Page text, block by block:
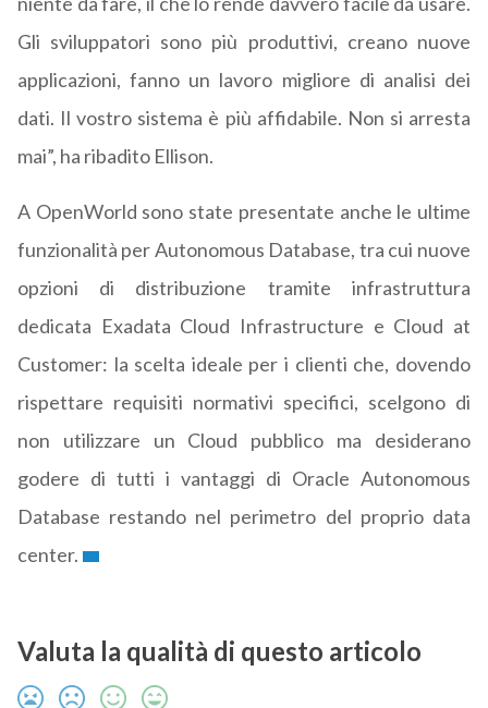
Gli sviluppatori sono più produttivi, creano nuove
applicazioni, fanno un lavoro migliore di analisi dei
dati. Il vostro sistema è più affidabile. Non si arresta
mai”, ha ribadito Ellison.
A OpenWorld sono state presentate anche le ultime
funzionalità per Autonomous Database, tra cui nuove
opzioni di distribuzione tramite infrastruttura
dedicata Exadata Cloud Infrastructure e Cloud at
Customer: la scelta ideale per i clienti che, dovendo
rispettare requisiti normativi specifici, scelgono di
non utilizzare un Cloud pubblico ma desiderano
godere di tutti i vantaggi di Oracle Autonomous
Database restando nel perimetro del proprio data
center.
Valuta la qualità di questo articolo